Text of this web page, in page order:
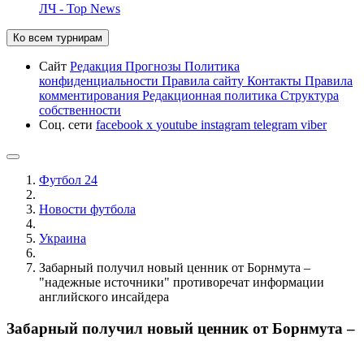
ЛЧ - Top News
Ко всем турнирам
Сайт Редакция Прогнозы Политика
конфиденциальности Правила сайту Контакты Правила
комментирования Редакционная политика Структура
собственности
Соц. сети facebook x youtube instagram telegram viber
Футбол 24
Новости футбола
Украина
Забарный получил новый ценник от Борнмута –
"надежные источники" противоречат информации
английского инсайдера
Забарный получил новый ценник от Борнмута –